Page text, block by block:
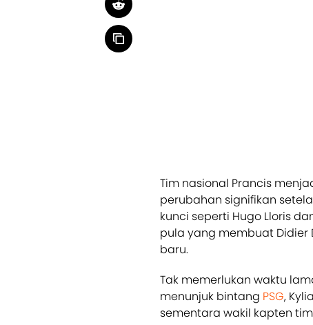
Tim nasional Prancis
perubahan signifikan
kunci seperti Hugo Lloris
pula yang membuat Didier
baru.
Tak memerlukan waktu
menunjuk bintang PSG,
sementara wakil kapten